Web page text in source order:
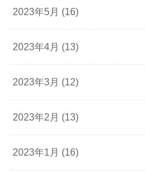
2023年5月 (16)
2023年4月 (13)
2023年3月 (12)
2023年2月 (13)
2023年1月 (16)